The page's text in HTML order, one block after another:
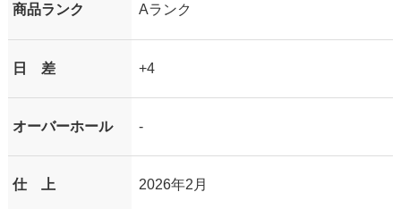
商品ランク Aランク
日 差 +4
オーバーホール -
仕 上 2026年2月